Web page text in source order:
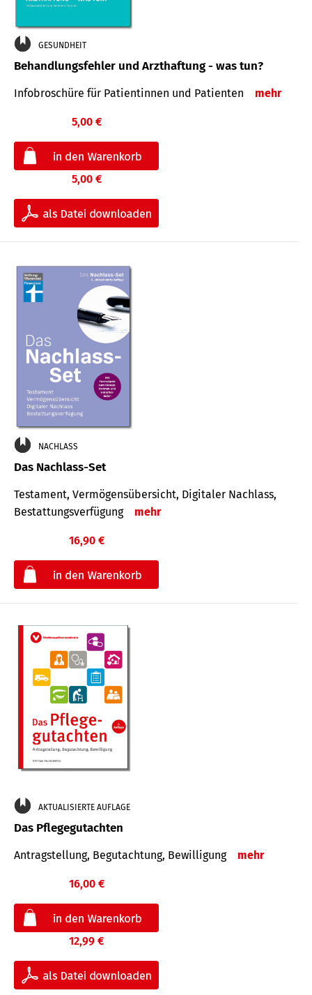
GESUNDHEIT
Behandlungsfehler und Arzthaftung - was tun?
Infobroschüre für Patientinnen und Patienten mehr
5,00 €
5,00 €
NACHLASS
Das Nachlass-Set
Testament, Vermögens­übersicht, Digitaler Nach­lass,
Bestat­tungs­ver­fügung
mehr
16,90 €
AKTUALISIERTE AUFLAGE
Das Pflegegutachten
Antragstellung, Begutachtung, Bewilligung mehr
16,00 €
12,99 €